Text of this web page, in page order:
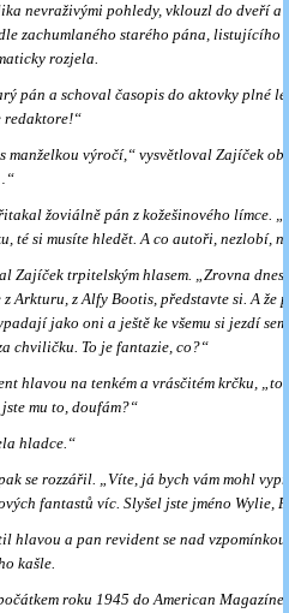
nevraživými pohle­dy, vklouzl do dveří a
zachumlaného starého pána, listujícího
rozjela.
pán a schoval časopis do aktov­ky plné
redaktore!“
manželkou výročí,“ vysvětloval Zajíček
žoviálně pán z kožešinové­ho límce.
té si musíte hledět. A co autoři, nezlobí,
Zajíček trpitelským hlasem. „Zrovna
Arkturu, z Alfy Bootis, představte si. A že
jako oni a ještě ke všemu si jezdí
chviličku. To je fantazie, co?“
hlavou na tenkém a vrásčitém krčku, „to
mu to, dou­fám?“
hladce.“
se rozzářil. „Víte, já bych vám mohl
fantas­tů víc. Slyšel jste jméno Wylie,
hlavou a pan revident se nad
kašle.
roku 1945 do American